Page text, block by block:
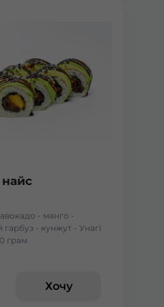
найс
авокадо - манго -
- кунжут - Унагі
грам
Хочу